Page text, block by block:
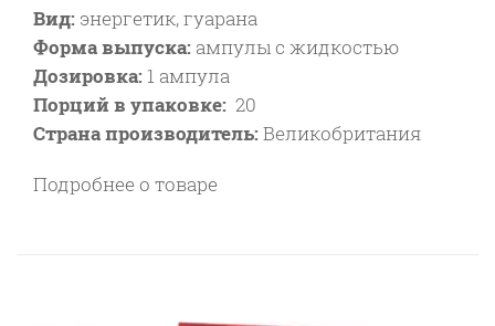
Вид: энергетик, гуарана
Форма выпуска: ампулы с жидкостью
Дозировка: 1 ампула
Порций в упаковке: 20
Страна производитель:Великобритания
Подробнее о товаре